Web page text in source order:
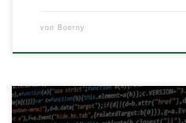
von Boerny